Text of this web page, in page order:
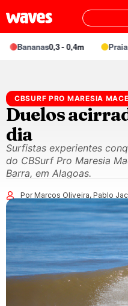
Bananas0,3 - 0,4m Praia
CBSURF PRO MARESIA
Duelos
dia
Surfistas experientes
do CBSurf Pro Maresia
Barra, em Alagoas.
Por Marcos Oliveira, Pablo